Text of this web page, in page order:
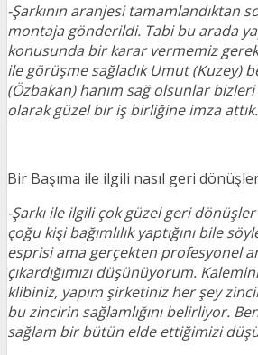
-Şarkının aranjesi tamamlandıktan
montaja gönderildi. Tabi bu arada
konusunda bir karar vermemiz
ile görüşme sağladık Umut (Kuzey)
(Özbakan) hanım sağ olsunlar bizleri
olarak güzel bir iş birliğine imza attık.
Bir Başıma ile ilgili nasıl geri dönüşler
-Şarkı ile ilgili çok güzel geri
çoğu kişi bağımlılık yaptığını bile
esprisi ama gerçekten profesyonel
çıkardığımızı düşünüyorum.
klibiniz, yapım şirketiniz her şey
bu zincirin sağlamlığını belirliyor.
sağlam bir bütün elde ettiğimizi